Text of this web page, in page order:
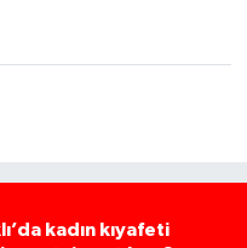
kadın kıyafeti